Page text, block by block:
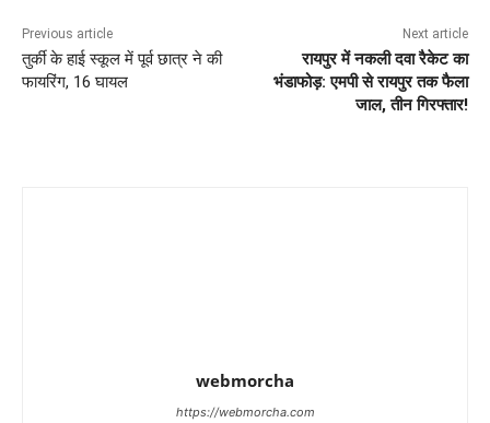
Previous article
तुर्की के हाई स्कूल में पूर्व छात्र ने की
फायरिंग, 16 घायल
Next article
रायपुर में नकली दवा रैकेट का
भंडाफोड़: एमपी से रायपुर तक फैला
जाल, तीन गिरफ्तार!
webmorcha
https://webmorcha.com